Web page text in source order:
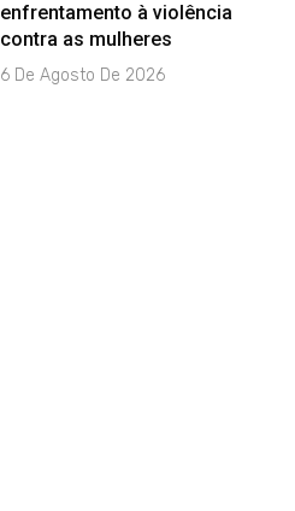
enfrentamento à violência
contra as mulheres
6 De Agosto De 2026